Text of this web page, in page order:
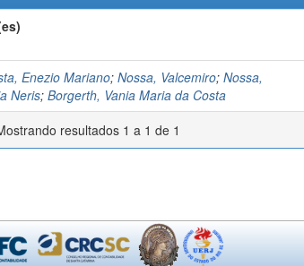
Enezio Mariano; Nossa, Valcemiro; Nossa,
Neris; Borgerth, Vania Maria da Costa
resultados 1 a 1 de 1